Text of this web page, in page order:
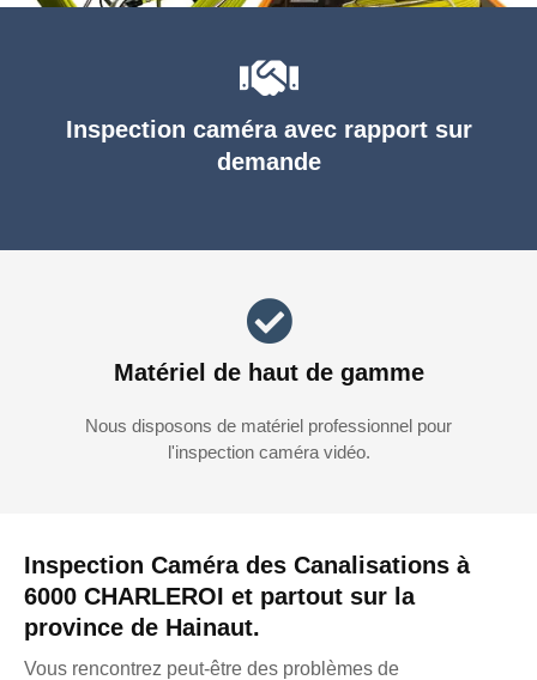
Inspection Caméra des Canalisations à
6000 CHARLEROI et partout sur la
province de Hainaut.
Vous rencontrez peut-être des problèmes de
Inspection caméra avec rapport sur
demande
Matériel de haut de gamme
Nous disposons de matériel professionnel pour
l'inspection caméra vidéo.